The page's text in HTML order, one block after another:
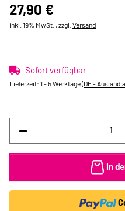
27,90 €
inkl. 19% MwSt. , zzgl. Versand
Sofort verfügbar
Lieferzeit: 1 - 5 Werktage(DE - Ausland
In